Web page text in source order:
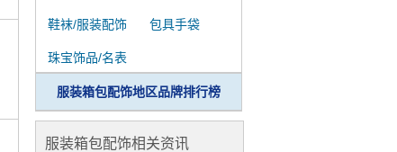
鞋袜/服装配饰 包具手袋
珠宝饰品/名表
服装箱包配饰地区品牌排行榜
服装箱包配饰相关资讯